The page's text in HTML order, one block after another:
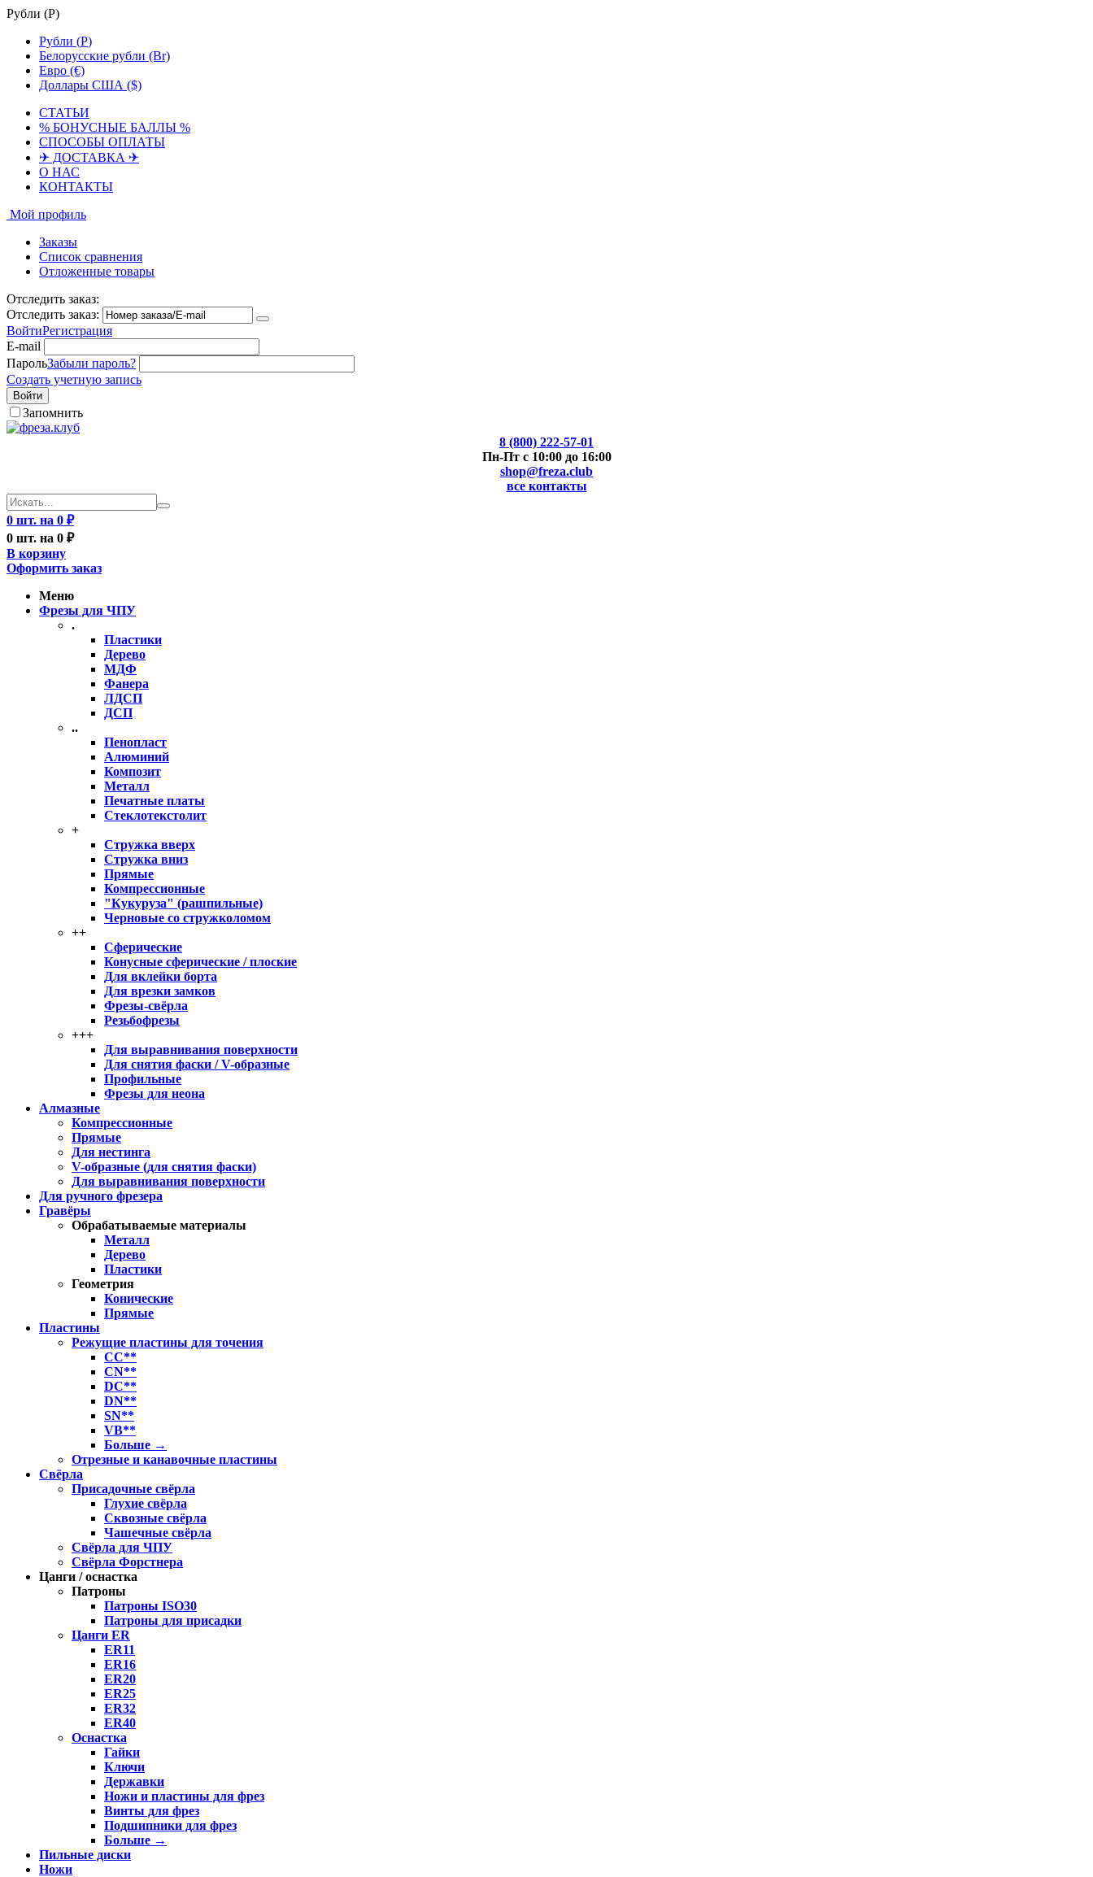
Рубли (Р)
Рубли (Р)
Белорусские рубли (Br)
Евро (€)
Доллары США ($)
СТАТЬИ
% БОНУСНЫЕ БАЛЛЫ %
СПОСОБЫ ОПЛАТЫ
✈ ДОСТАВКА ✈
О НАС
КОНТАКТЫ
Мой профиль
Заказы
Список сравнения
Отложенные товары
Отследить заказ:
Отследить заказ:
ВойтиРегистрация
E-mail
ПарольЗабыли пароль?
Создать учетную запись
Войти
Запомнить
8 (800) 222-57-01
Пн-Пт с 10:00 до 16:00
shop@freza.club
все контакты
0 шт. на 0 ₽
0 шт. на 0 ₽
В корзину
Оформить заказ
Меню
Фрезы для ЧПУ
.
Пластики
Дерево
МДФ
Фанера
ЛДСП
ДСП
..
Пенопласт
Алюминий
Композит
Металл
Печатные платы
Стеклотекстолит
+
Стружка вверх
Стружка вниз
Прямые
Компрессионные
"Кукуруза" (рашпильные)
Черновые со стружколомом
++
Сферические
Конусные сферические / плоские
Для вклейки борта
Для врезки замков
Фрезы-свёрла
Резьбофрезы
+++
Для выравнивания поверхности
Для снятия фаски / V-образные
Профильные
Фрезы для неона
Алмазные
Компрессионные
Прямые
Для нестинга
V-образные (для снятия фаски)
Для выравнивания поверхности
Для ручного фрезера
Гравёры
Обрабатываемые материалы
Металл
Дерево
Пластики
Геометрия
Конические
Прямые
Пластины
Режущие пластины для точения
CC**
CN**
DC**
DN**
SN**
VB**
Больше →
Отрезные и канавочные пластины
Свёрла
Присадочные свёрла
Глухие свёрла
Сквозные свёрла
Чашечные свёрла
Свёрла для ЧПУ
Свёрла Форстнера
Цанги / оснастка
Патроны
Патроны ISO30
Патроны для присадки
Цанги ER
ER11
ER16
ER20
ER25
ER32
ER40
Оснастка
Гайки
Ключи
Державки
Ножи и пластины для фрез
Винты для фрез
Подшипники для фрез
Больше →
Пильные диски
Ножи